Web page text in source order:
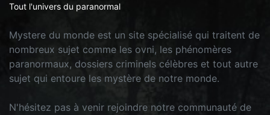
Tout l'univers du paranormal
Mystere du monde est un site spécialisé qui traitent de
nombreux sujet comme les ovni, les phénomères
paranormaux, dossiers criminels célèbres et tout autre
sujet qui entoure les mystère de notre monde.
N'hésitez pas à venir rejoindre notre communauté de